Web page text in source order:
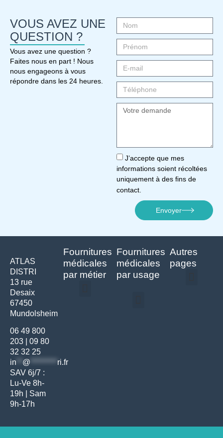
VOUS AVEZ UNE
QUESTION ?
Vous avez une question ?
Faites nous en part ! Nous
nous engageons à vous
répondre dans les 24 heures.
J’accepte que mes
informations soient récoltées
uniquement à des fins de
contact.
Envoyer
ATLAS
DISTRI
13 rue
Desaix
67450
Mundolsheim
06 49 800
203
09 80
32 32 25
in
@ ********* ri.fr
SAV 6j/7 :
Lu-Ve 8h-
19h | Sam
9h-17h
Fournitures
médicales
par métier
Fournitures
médicales
par usage
Autres
pages